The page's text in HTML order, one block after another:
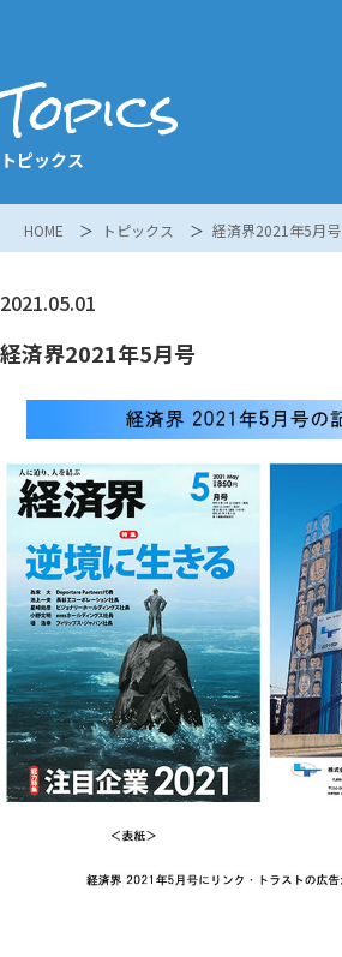
Topics
トピックス
HOME トピックス 経済界2021年5月号
2021.05.01
経済界2021年5月号